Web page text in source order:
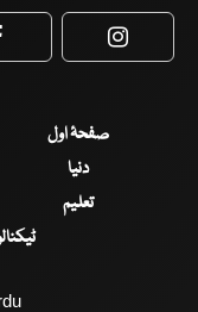
صفحۂ اول
دنیا
تعلیم